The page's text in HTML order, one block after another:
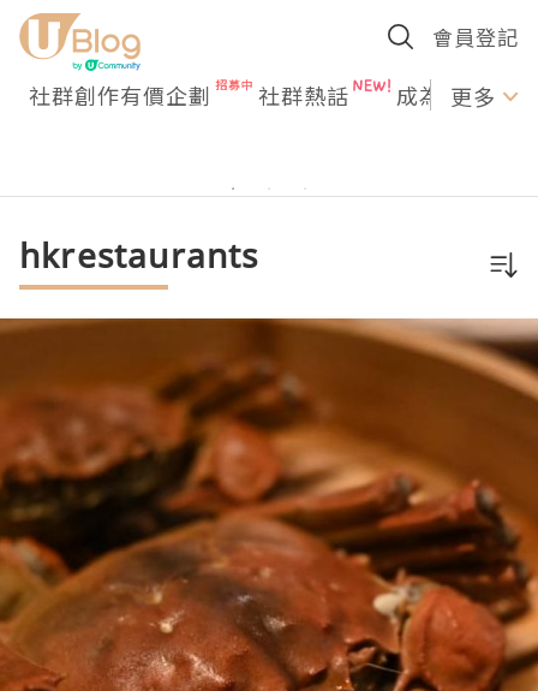
會員登記
社群創作有價企劃 社群熱話 成為U更多
hkrestaurants